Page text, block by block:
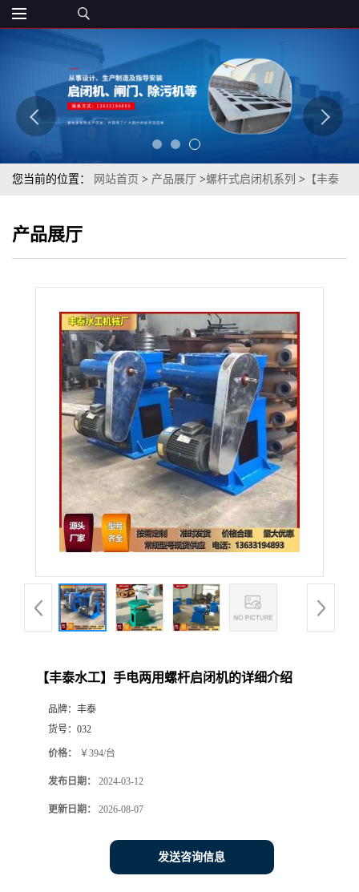
您当前的位置： 网站首页 > 产品展厅 >螺杆式启闭机系列 > 【丰泰
产品展厅
【丰泰水工】手电两用螺杆启闭机的详细介绍
品牌： 丰泰
货号： 032
价格： ￥394/台
发布日期： 2024-03-12
更新日期： 2026-08-07
发送咨询信息